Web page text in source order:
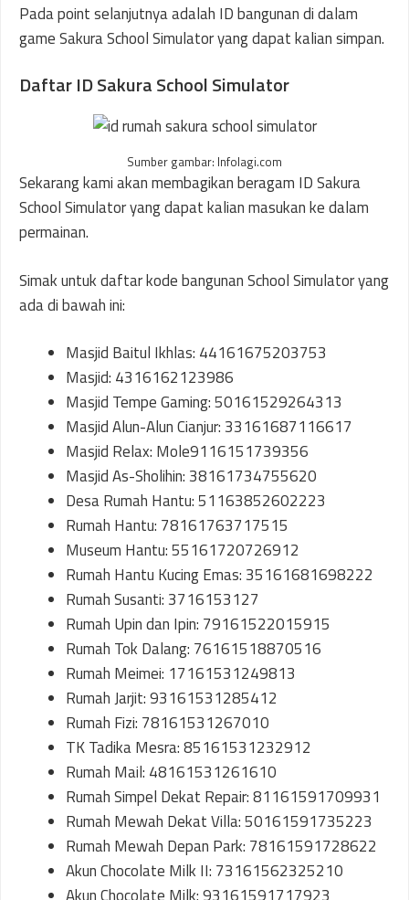
Pada point selanjutnya adalah ID bangunan di dalam
game Sakura School Simulator yang dapat kalian simpan.
Daftar ID Sakura School Simulator
Sumber gambar: Infolagi.com
Sekarang kami akan membagikan beragam ID Sakura
School Simulator yang dapat kalian masukan ke dalam
permainan.
Simak untuk daftar kode bangunan School Simulator yang
ada di bawah ini:
Masjid Baitul Ikhlas: 44161675203753
Masjid: 4316162123986
Masjid Tempe Gaming: 50161529264313
Masjid Alun-Alun Cianjur: 33161687116617
Masjid Relax: Mole9116151739356
Masjid As-Sholihin: 38161734755620
Desa Rumah Hantu: 51163852602223
Rumah Hantu: 78161763717515
Museum Hantu: 55161720726912
Rumah Hantu Kucing Emas: 35161681698222
Rumah Susanti: 3716153127
Rumah Upin dan Ipin: 79161522015915
Rumah Tok Dalang: 76161518870516
Rumah Meimei: 17161531249813
Rumah Jarjit: 93161531285412
Rumah Fizi: 78161531267010
TK Tadika Mesra: 85161531232912
Rumah Mail: 48161531261610
Rumah Simpel Dekat Repair: 81161591709931
Rumah Mewah Dekat Villa: 50161591735223
Rumah Mewah Depan Park: 78161591728622
Akun Chocolate Milk II: 73161562325210